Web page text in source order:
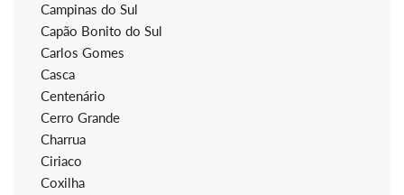
Campinas do Sul
Capão Bonito do Sul
Carlos Gomes
Casca
Centenário
Cerro Grande
Charrua
Ciriaco
Coxilha